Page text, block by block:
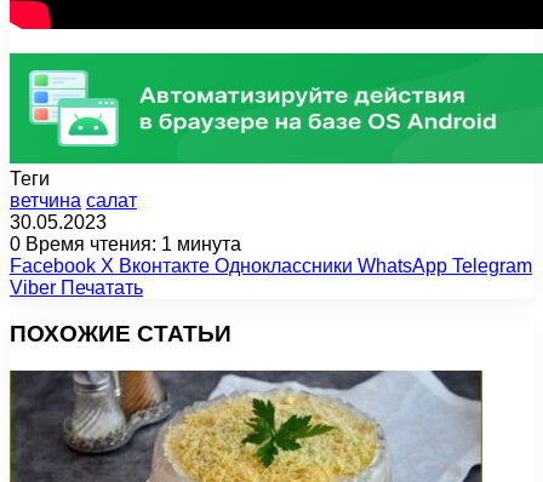
Теги
ветчина салат
30.05.2023
0 Время чтения: 1 минута
Facebook X Вконтакте Одноклассники WhatsApp Telegram
Viber Печатать
ПОХОЖИЕ СТАТЬИ